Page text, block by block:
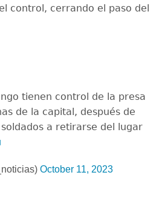
control, cerrando el paso del
tienen control de la presa
de la capital, después de
a retirarse del lugar
October 11, 2023